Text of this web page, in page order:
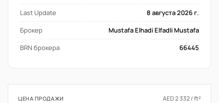
Last Update
8 августа 2026 г.
Брокер
Mustafa Elhadi Elfadli Mustafa
BRN брокера
66445
ЦЕНА ПРОДАЖИ AED 2 332 / ft²